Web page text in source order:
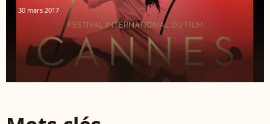
30 mars 2017